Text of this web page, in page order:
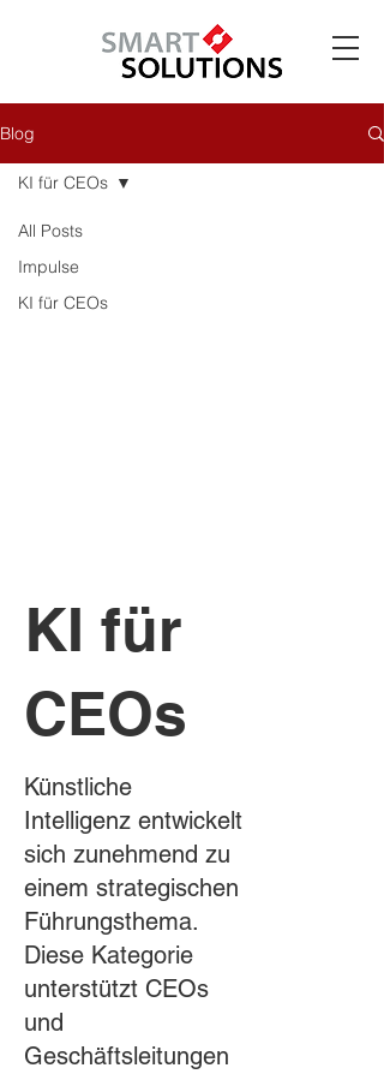
Blog
All Posts
Impulse
KI für CEOs
KI für CEOs
KI für
CEOs
Künstliche
Intelligenz entwickelt
sich zunehmend zu
einem strategischen
Führungsthema.
Diese Kategorie
unterstützt CEOs
und
Geschäftsleitungen